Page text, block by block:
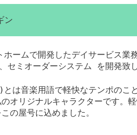
ン
ームで開発したデイサービス業
ミオーダーシステム を開発致し
は音楽用語で軽快なテンポのこ
オリジナルキャラクターです。
の屋号に込めました。